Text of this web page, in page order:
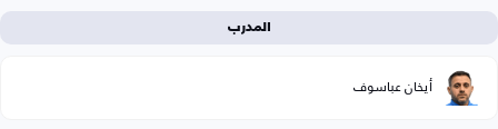
المدرب
أيخان عباسوف